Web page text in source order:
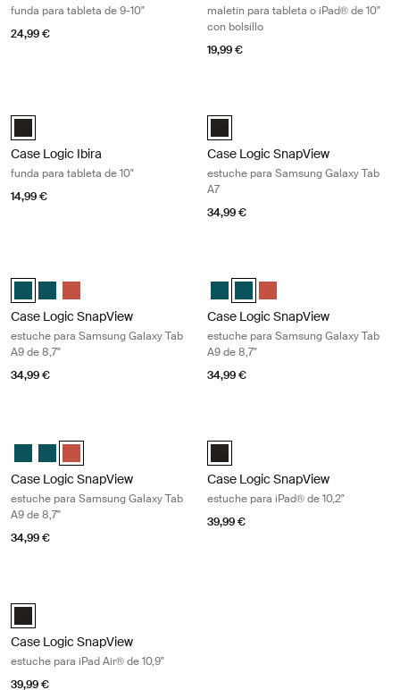
funda para tableta de 9-10"
24,99 €
maletín para tableta o iPad® de 10"
con bolsillo
19,99 €
Case Logic Ibira 10" Tablet Sleeve Negro (selected)
Case Logic Ibira
funda para tableta de 10"
14,99 €
Case Logic SnapView Case for
Case Logic SnapView
estuche para Samsung Galaxy Tab
A7
34,99 €
Case Logic SnapView Case for Samsung Galaxy Tab A9 8.7" Patina
Case Logic SnapView Case for Samsung Galaxy Tab A9 8.7"
Case Logic SnapView Case for Samsung Galaxy Tab A9
Case Logic SnapView
estuche para Samsung Galaxy Tab
A9 de 8,7"
34,99 €
Case Logic SnapView Case for
Case Logic SnapView Case
Case Logic SnapView
Case Logic SnapView
estuche para Samsung Galaxy Tab
A9 de 8,7"
34,99 €
Case Logic SnapView Case for Samsung Galaxy Tab A9 8.7" Patina
Case Logic SnapView Case for Samsung Galaxy Tab A9 8.7"
Case Logic SnapView Case for Samsung Galaxy Tab A9
Case Logic SnapView
estuche para Samsung Galaxy Tab
A9 de 8,7"
34,99 €
Case Logic SnapView Case for
Case Logic SnapView
estuche para iPad® de 10,2"
39,99 €
Case Logic SnapView Case for 10.9" iPad Air® Negro (selected)
Case Logic SnapView
estuche para iPad Air® de 10,9"
39,99 €